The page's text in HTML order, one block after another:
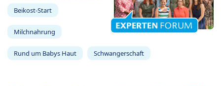
Beikost-Start
Milchnahrung
Rund um Babys Haut Schwangerschaft